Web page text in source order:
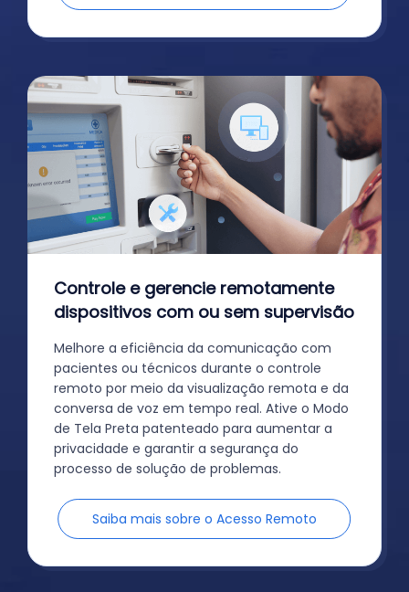
Controle e gerencie remotamente
dispositivos com ou sem supervisão
Melhore a eficiência da comunicação com
pacientes ou técnicos durante o controle
remoto por meio da visualização remota e da
conversa de voz em tempo real. Ative o Modo
de Tela Preta patenteado para aumentar a
privacidade e garantir a segurança do
processo de solução de problemas.
Saiba mais sobre o Acesso Remoto